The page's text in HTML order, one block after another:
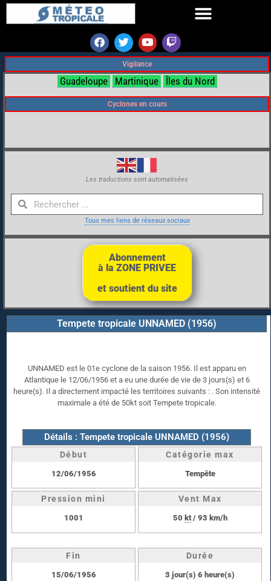
Vigilance
Guadeloupe Martinique Îles du Nord
Cyclones en cours
Les traductions sont automatisées
Tous mes liens de réseaux sociaux
Abonnement
à la ZONE PRIVEE
et soutient du site
Tempete tropicale UNNAMED (1956)
UNNAMED est le 01e cyclone de la saison 1956. Il est apparu en
Atlantique le 12/06/1956 et a eu une durée de vie de 3 jours(s) et 6
heure(s). Il a directement impacté les territoires suivants : . Son intensité
maximale a été de 50kt soit Tempete tropicale.
Détails : Tempete tropicale UNNAMED (1956)
Début
12/06/1956
Catégorie max
Tempête
Pression mini
1001
Vent Max
50 kt/ 93 km/h
Fin
15/06/1956
Durée
3 jour(s) 6 heure(s)